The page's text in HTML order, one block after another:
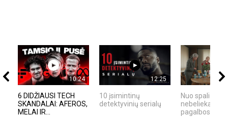
10:24
6 DIDŽIAUSI TECH
SKANDALAI: AFEROS,
MELAI IR...
12:25
10 įsimintinų
detektyvinių serialų
Nuo spalio 1 d
nebelieka
pagalbos